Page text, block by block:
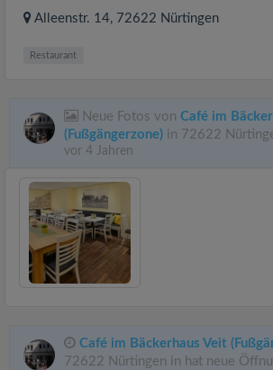
Alleenstr. 14, 72622 Nürtingen
Restaurant
Neue Fotos von Café im
(Fußgängerzone) in 72622
vor 4 Jahren
Café im Bäckerhaus Veit
72622 Nürtingen in hat neue